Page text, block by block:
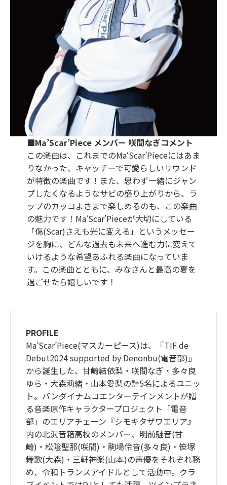
■Ma’Scar’Piece メンバー 咲間なぎコメント
この楽曲は、これまでのMa‘Scar’Pieceにはあま
りなかった、キャッチーで可愛らしいサウンド
が特徴の楽曲です！また、思わず一緒にジャン
プしたくなるようなサビの盛り上がりから、ラ
ップのカッコよさまで楽しめるのも、この楽曲
の魅力です！Ma‘Scar’Pieceが大切にしている
「傷(Scar)さえも光に変える」というメッセー
ジを胸に、どんな過去も未来へ進む力に変えて
いけるような希望あふれる楽曲になっていま
す。この楽曲とともに、みなさんと最高の夏を
過ごせたら嬉しいです！
PROFILE
Ma’Scar’Piece(マスカーピース)は、『TIF de
Debut2024 supported by Denonbu(電音部)』
から誕生した、甘崎結依梨・咲間なぎ・多々良
ゆら・大森莉緒・山本愛梨の計5名によるユニッ
ト。バンダイナムコエンターテインメントが贈
る音楽原作キャラクタープロジェクト「電音
部」のエリアチェーン『シモキタザワエリア』
内の北沢音箱高校のメンバー、明前魅音(甘
崎)・松陰聖那(咲間)・駒場伶音(多々良)・笹塚
舞歌(大森)・三軒神楽(山本)の声優をそれぞれ務
め、令和トランスアイドルとして活動中。クラ